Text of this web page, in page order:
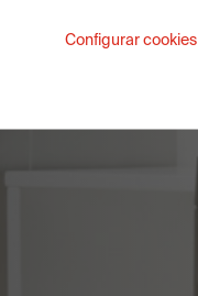
Configurar cookies